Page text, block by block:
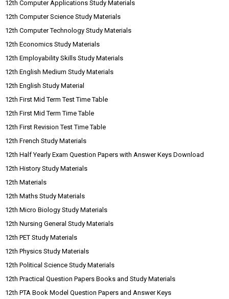
12th Computer Applications Study Materials
12th Computer Science Study Materials
12th Computer Technology Study Materials
12th Economics Study Materials
12th Employability Skills Study Materials
12th English Medium Study Materials
12th English Study Material
12th First Mid Term Test Time Table
12th First Mid Term Time Table
12th First Revision Test Time Table
12th French Study Materials
12th Half Yearly Exam Question Papers with Answer Keys Download
12th History Study Materials
12th Materials
12th Maths Study Materials
12th Micro Biology Study Materials
12th Nursing General Study Materials
12th PET Study Materials
12th Physics Study Materials
12th Political Science Study Materials
12th Practical Question Papers Books and Study Materials
12th PTA Book Model Question Papers and Answer Keys